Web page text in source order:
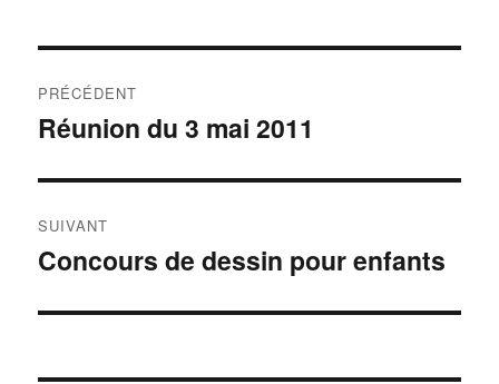
de
PRÉCÉDENT
Publication
Réunion du 3 mai 2011
SUIVANT
Publication
Concours de dessin pour enfants